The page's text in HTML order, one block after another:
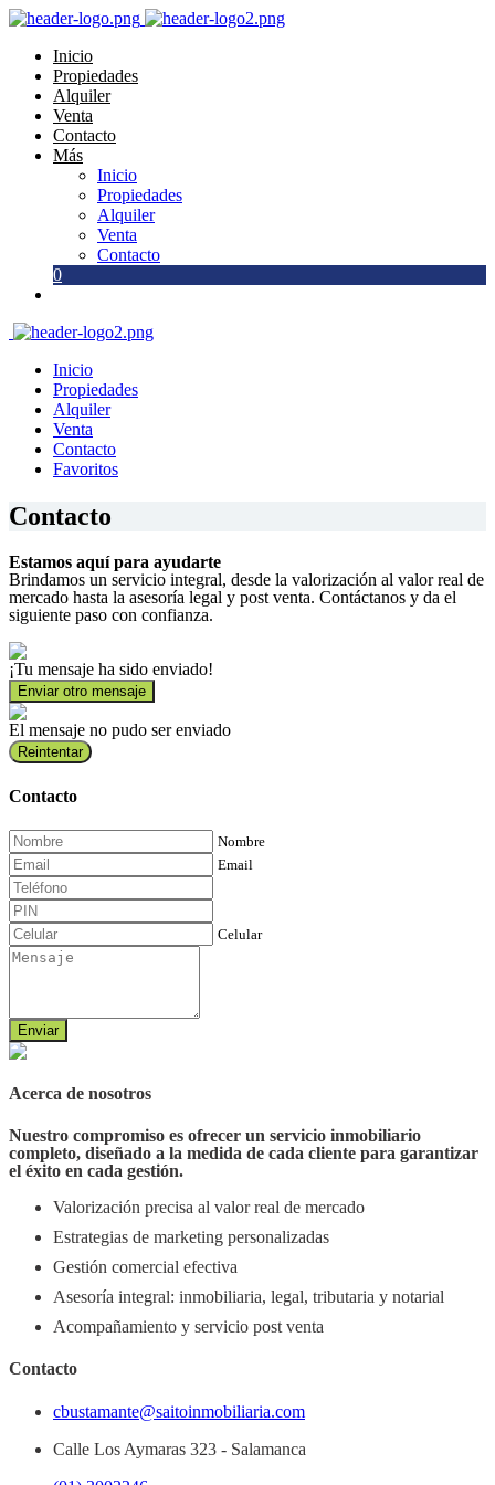
Inicio
Propiedades
Alquiler
Venta
Contacto
Más
Inicio
Propiedades
Alquiler
Venta
Contacto
0
Inicio
Propiedades
Alquiler
Venta
Contacto
Favoritos
Contacto
Estamos aquí para ayudarte
Brindamos un servicio integral, desde la valorización al valor real de
mercado hasta la asesoría legal y post venta. Contáctanos y da el
siguiente paso con confianza.
¡Tu mensaje ha sido enviado!
Enviar otro mensaje
El mensaje no pudo ser enviado
Reintentar
Contacto
Nombre
Email
Celular
Enviar
Acerca de nosotros
Nuestro compromiso es ofrecer un servicio inmobiliario
completo, diseñado a la medida de cada cliente para garantizar
el éxito en cada gestión.
Valorización precisa al valor real de mercado
Estrategias de marketing personalizadas
Gestión comercial efectiva
Asesoría integral: inmobiliaria, legal, tributaria y notarial
Acompañamiento y servicio post venta
Contacto
cbustamante@saitoinmobiliaria.com
Calle Los Aymaras 323 - Salamanca